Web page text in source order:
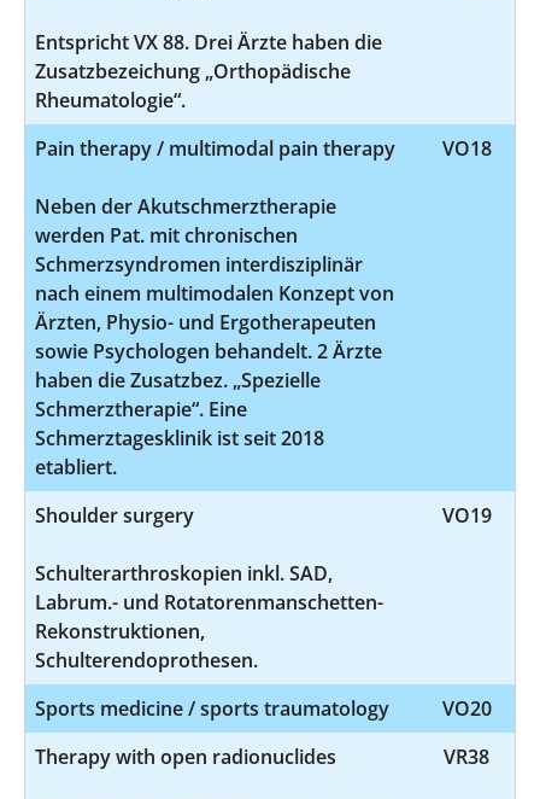
Entspricht VX 88. Drei Ärzte haben die
Zusatzbezeichung „Orthopädische
Rheumatologie“.
Pain therapy / multimodal pain therapy
Neben der Akutschmerztherapie
werden Pat. mit chronischen
Schmerzsyndromen interdisziplinär
nach einem multimodalen Konzept von
Ärzten, Physio- und Ergotherapeuten
sowie Psychologen behandelt. 2 Ärzte
haben die Zusatzbez. „Spezielle
Schmerztherapie“. Eine
Schmerztagesklinik ist seit 2018
etabliert.
VO18
Shoulder surgery
Schulterarthroskopien inkl. SAD,
Labrum.- und Rotatorenmanschetten-
Rekonstruktionen,
Schulterendoprothesen.
VO19
Sports medicine / sports traumatology
VO20
Therapy with open radionuclides
VR38